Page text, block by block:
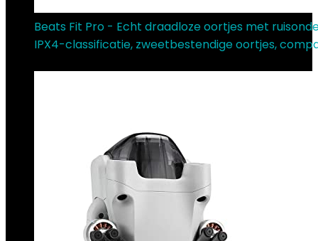
Beats Fit Pro - Echt draadloze oortjes met
IPX4-classificatie, zweetbestendige oortjes,